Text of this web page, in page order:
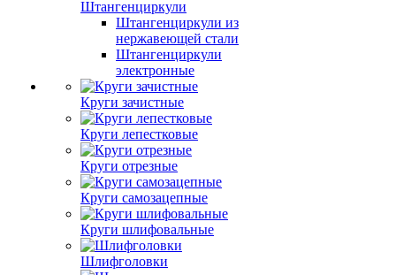
Штангенциркули
Штангенциркули из
нержавеющей стали
Штангенциркули
электронные
Круги зачистные
Круги лепестковые
Круги отрезные
Круги самозацепные
Круги шлифовальные
Шлифголовки